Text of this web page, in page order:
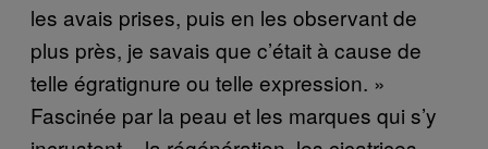
les avais prises, puis en les observant de
plus près, je savais que c’était à cause de
telle égratignure ou telle expression. »
Fascinée par la peau et les marques qui s’y